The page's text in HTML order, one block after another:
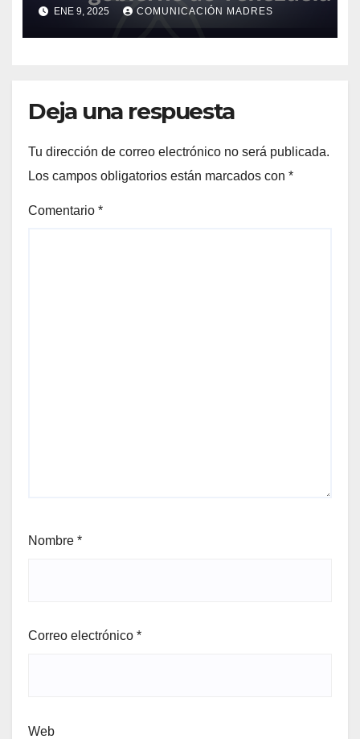
ENE 9, 2025 COMUNICACIÓN MADRES
Deja una respuesta
Tu dirección de correo electrónico no será publicada.
Los campos obligatorios están marcados con *
Comentario *
Nombre *
Correo electrónico *
Web